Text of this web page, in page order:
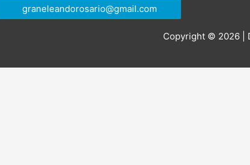
graneleandorosario@gmail.com
Copyright © 2026 |